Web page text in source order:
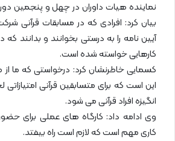
نماینده هیات داوران در چهل و پنجمین
بیان کرد: افرادی که در مسابقات قرآنی
آیین نامه را به درستی بخوانند و بدانند
کارهایی خواسته شده است.
کسمایی خاطرنشان کرد: درخواستی که ما از
این است که برای متسابقین قرآنی
انگیزه افراد قرآنی می شود.
وی ادامه داد: کارگاه های عملی برای
کاری مهم است که لازم است راه بیفتد.